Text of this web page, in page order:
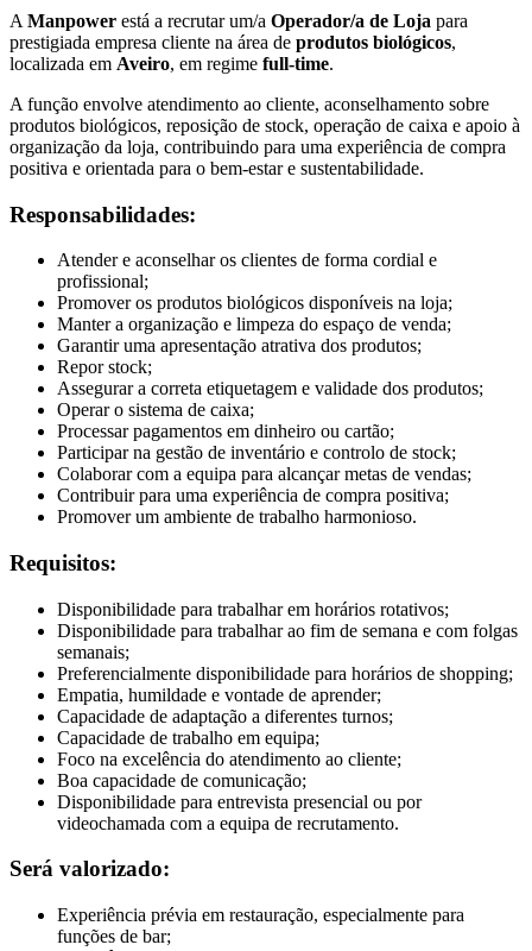
A Manpower está a recrutar um/a Operador/a de Loja para
prestigiada empresa cliente na área de produtos biológicos,
localizada em Aveiro, em regime full-time.
A função envolve atendimento ao cliente, aconselhamento sobre
produtos biológicos, reposição de stock, operação de caixa e apoio à
organização da loja, contribuindo para uma experiência de compra
positiva e orientada para o bem-estar e sustentabilidade.
Responsabilidades:
Atender e aconselhar os clientes de forma cordial e
profissional;
Promover os produtos biológicos disponíveis na loja;
Manter a organização e limpeza do espaço de venda;
Garantir uma apresentação atrativa dos produtos;
Repor stock;
Assegurar a correta etiquetagem e validade dos produtos;
Operar o sistema de caixa;
Processar pagamentos em dinheiro ou cartão;
Participar na gestão de inventário e controlo de stock;
Colaborar com a equipa para alcançar metas de vendas;
Contribuir para uma experiência de compra positiva;
Promover um ambiente de trabalho harmonioso.
Requisitos:
Disponibilidade para trabalhar em horários rotativos;
Disponibilidade para trabalhar ao fim de semana e com folgas
semanais;
Preferencialmente disponibilidade para horários de shopping;
Empatia, humildade e vontade de aprender;
Capacidade de adaptação a diferentes turnos;
Capacidade de trabalho em equipa;
Foco na excelência do atendimento ao cliente;
Boa capacidade de comunicação;
Disponibilidade para entrevista presencial ou por
videochamada com a equipa de recrutamento.
Será valorizado:
Experiência prévia em restauração, especialmente para
funções de bar;